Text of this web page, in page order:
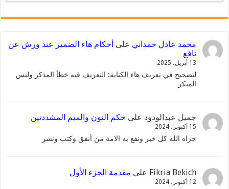
محمد عادل حمدانيعلى أحكام هاء الضمير عند ورش عن
نافع
13 أبريل، 2025
لتصحيح في تعريف هاء الكناية: التعريف فيه خطأ المذكر وليس
المنكر
جميل عبدالودودعلى حكم النون والميم المشددتين
15 أكتوبر، 2024
جزاه الله كل خير ونفع به الامة من أنفق وكتب ونشر
Fikria Bekichعلى مقدمة الجزء الأول
12 أكتوبر، 2024